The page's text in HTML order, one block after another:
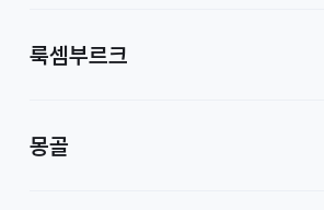
룩셈부르크
몽골